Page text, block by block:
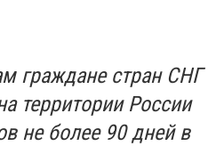
граждане стран СНГ
территории России
не более 90 дней в